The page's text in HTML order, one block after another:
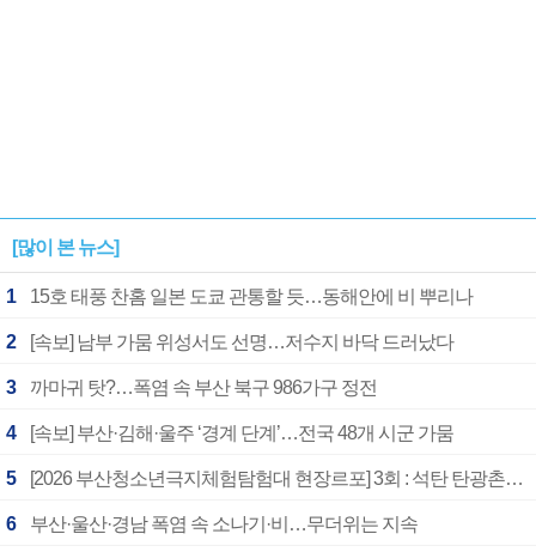
[많이 본 뉴스]
1 15호 태풍 찬홈 일본 도쿄 관통할 듯…동해안에 비 뿌리나
2 [속보] 남부 가뭄 위성서도 선명…저수지 바닥 드러났다
3 까마귀 탓?…폭염 속 부산 북구 986가구 정전
4 [속보] 부산·김해·울주 ‘경계 단계’…전국 48개 시군 가뭄
5 [2026 부산청소년극지체험탐험대 현장르포] 3회 : 석탄 탄광촌에서 북극 연구의 중심지로
6 부산·울산·경남 폭염 속 소나기·비…무더위는 지속